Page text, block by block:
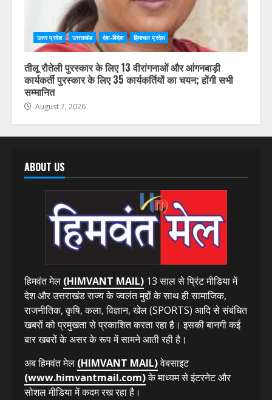
उत्तर प्रदेश उत्तराखंड देश-विदेश हिमाचल प्रदेश
तीलू रौतेली पुरस्कार के लिए 13 वीरांगनाओं और आंगनबाड़ी
कार्यकर्ती पुरस्कार के लिए 35 कार्यकर्तियों का चयन; होंगी सभी
सम्मानित
August 7, 2026
ABOUT US
हिमवंत मेल (HIMVANT MAIL) 13 साल से प्रिंट मीडिया में
देश और उत्तराखंड राज्य के ज्वलंत मुद्दों के साथ ही सामाजिक,
राजनीतिक, कृषि, कला, विज्ञान, खेल (SPORTS) आदि से संबंधित
खबरों को प्रमुखता से प्रकाशित करता रहा है। इसकी बानगी कई
बार खबरों के असर के रूप में सामने आती रही है।
अब हिमवंत मेल (HIMVANT MAIL)वेबसाइट
(www.himvantmail.com)के माध्यम से इंटरनेट और
सोशल मीडिया में कदम रख रहा है।